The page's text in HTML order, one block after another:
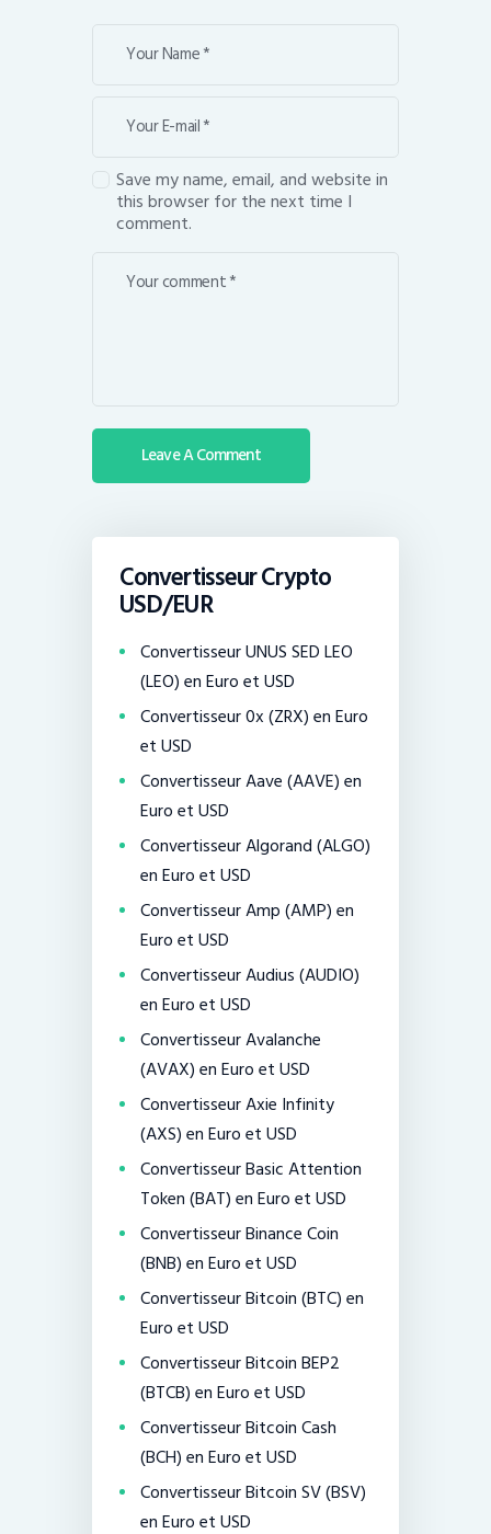
Save my name, email, and website in
this browser for the next time I
comment.
Convertisseur Crypto
USD/EUR
Convertisseur UNUS SED LEO
(LEO) en Euro et USD
Convertisseur 0x (ZRX) en Euro
et USD
Convertisseur Aave (AAVE) en
Euro et USD
Convertisseur Algorand (ALGO)
en Euro et USD
Convertisseur Amp (AMP) en
Euro et USD
Convertisseur Audius (AUDIO)
en Euro et USD
Convertisseur Avalanche
(AVAX) en Euro et USD
Convertisseur Axie Infinity
(AXS) en Euro et USD
Convertisseur Basic Attention
Token (BAT) en Euro et USD
Convertisseur Binance Coin
(BNB) en Euro et USD
Convertisseur Bitcoin (BTC) en
Euro et USD
Convertisseur Bitcoin BEP2
(BTCB) en Euro et USD
Convertisseur Bitcoin Cash
(BCH) en Euro et USD
Convertisseur Bitcoin SV (BSV)
en Euro et USD